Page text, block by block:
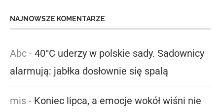
NAJNOWSZE KOMENTARZE
Abc - 40°C uderzy w polskie sady. Sadownicy
alarmują: jabłka dosłownie się spalą
mis - Koniec lipca, a emocje wokół wiśni nie